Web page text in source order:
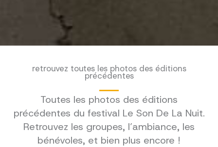
retrouvez toutes les photos des éditions
précédentes
Toutes les photos des éditions
précédentes du festival Le Son De La Nuit.
Retrouvez les groupes, l’ambiance, les
bénévoles, et bien plus encore !